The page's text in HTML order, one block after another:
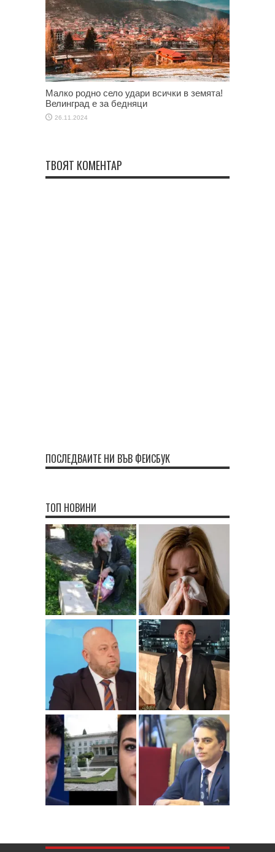
Малко родно село удари всички в земята!
Велинград е за бедняци
26.11.2024
ТВОЯТ КОМЕНТАР
ПОСЛЕДВАЙТЕ НИ ВЪВ ФЕЙСБУК
ТОП НОВИНИ